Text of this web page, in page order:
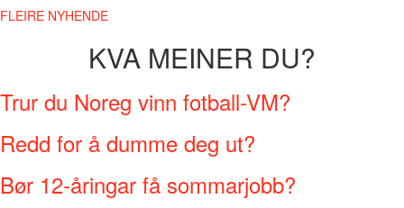
FLEIRE NYHENDE
KVA MEINER DU?
Trur du Noreg vinn fotball-VM?
Redd for å dumme deg ut?
Bør 12-åringar få sommarjobb?